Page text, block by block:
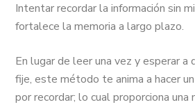
Intentar recordar la información sin
fortalece la memoria a largo plazo.
En lugar de leer una vez y esperar a
fije, este método te anima a hacer
por recordar; lo cual proporciona una